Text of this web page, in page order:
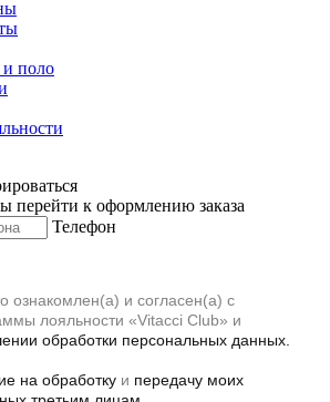
поло
перейти к оформлению заказа
Телефон
ознакомлен(а) и согласен(а) с
лояльности «Vitacci Club» и
обработки персональных данных.
на обработку и передачу моих